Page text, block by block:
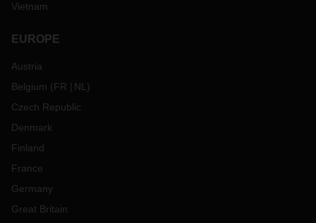
Vietnam
EUROPE
Austria
Belgium (FR NL )
Czech Republic
Denmark
Finland
France
Germany
Great Britain